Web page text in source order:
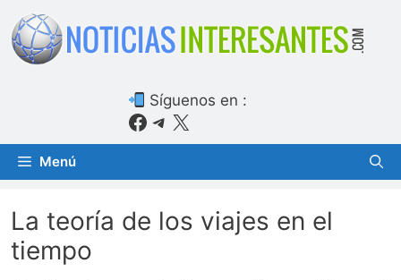
Saltar
contenido
Síguenos en :
Facebook
Telegram
X
Menú
La teoría de los viajes en el
tiempo